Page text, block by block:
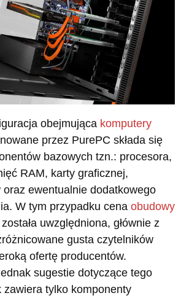
obejmująca komputery
przez PurePC składa się
bazowych tzn.: procesora,
RAM, karty graficznej,
ewentualnie dodatkowego
W tym przypadku cena obudowy
uwzględniona, głównie z
gusta czytelników
ofertę producentów.
sugestie dotyczące tego
zawiera tylko komponenty